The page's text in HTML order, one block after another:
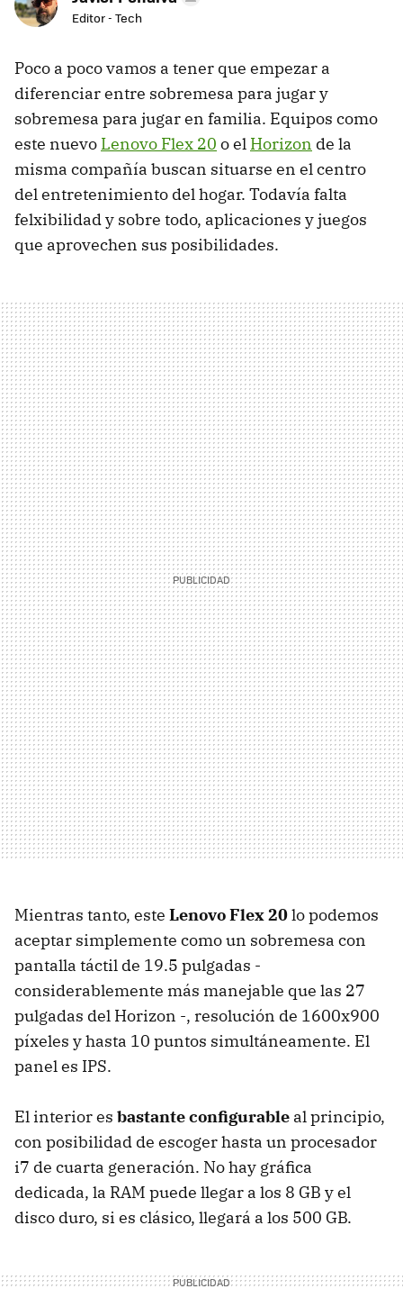
Editor - Tech
Poco a poco vamos a tener que empezar a
diferenciar entre sobremesa para jugar y
sobremesa para jugar en familia. Equipos como
este nuevo Lenovo Flex 20 o el Horizon de la
misma compañía buscan situarse en el centro
del entretenimiento del hogar. Todavía falta
felxibilidad y sobre todo, aplicaciones y juegos
que aprovechen sus posibilidades.
Mientras tanto, este Lenovo Flex 20lo podemos
aceptar simplemente como un sobremesa con
pantalla táctil de 19.5 pulgadas -
considerablemente más manejable que las 27
pulgadas del Horizon -, resolución de 1600x900
píxeles y hasta 10 puntos simultáneamente. El
panel es IPS.
El interior es bastante configurable al principio,
con posibilidad de escoger hasta un procesador
i7 de cuarta generación. No hay gráfica
dedicada, la RAM puede llegar a los 8 GB y el
disco duro, si es clásico, llegará a los 500 GB.